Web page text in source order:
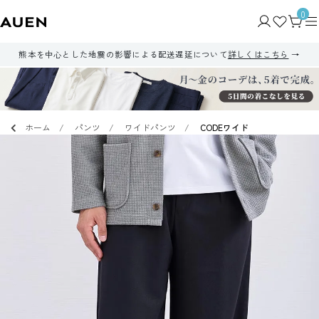
0
熊本を中心とした地震の影響による配送遅延について詳しくはこちら
ホーム パンツ ワイドパンツ CODEワイド